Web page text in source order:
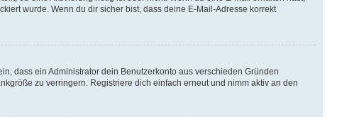
wurde. Wenn du dir sicher bist, dass deine E-Mail-Adresse korrekt
dass ein Administrator dein Benutzerkonto aus verschieden Gründen
zu verringern. Registriere dich einfach erneut und nimm aktiv an den